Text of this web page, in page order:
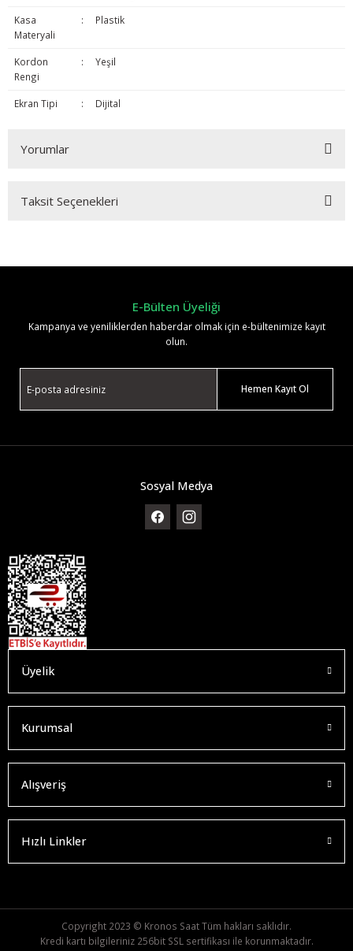
Kasa
Materyali
: Plastik
Kordon
Rengi
: Yeşil
Ekran Tipi : Dijital
Yorumlar
Taksit Seçenekleri
E-Bülten Üyeliği
Kampanya ve yeniliklerden haberdar olmak için e-bültenimize kayıt
olun.
Hemen Kayıt Ol
Sosyal Medya
Üyelik
Kurumsal
Alışveriş
Hızlı Linkler
Copyright 2023 © Kronos Saat Tüm hakları saklıdır.
Kredi kartı bilgileriniz 256bit SSL sertifikası ile korunmaktadır.